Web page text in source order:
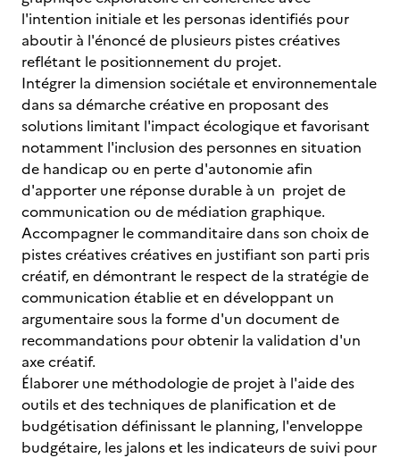
l'intention initiale et les personas identifiés pour
aboutir à l'énoncé de plusieurs pistes créatives
reflétant le positionnement du projet.
Intégrer la dimension sociétale et environnementale
dans sa démarche créative en proposant des
solutions limitant l'impact écologique et favorisant
notamment l'inclusion des personnes en situation
de handicap ou en perte d'autonomie afin
d'apporter une réponse durable à un projet de
communication ou de médiation graphique.
Accompagner le commanditaire dans son choix de
pistes créatives créatives en justifiant son parti pris
créatif, en démontrant le respect de la stratégie de
communication établie et en développant un
argumentaire sous la forme d'un document de
recommandations pour obtenir la validation d'un
axe créatif.
Élaborer une méthodologie de projet à l'aide des
outils et des techniques de planification et de
budgétisation définissant le planning, l'enveloppe
budgétaire, les jalons et les indicateurs de suivi pour